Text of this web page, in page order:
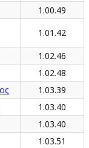
1.00.49
1.01.42
1.02.46
1.02.48
1.03.39
1.03.40
1.03.40
1.03.51